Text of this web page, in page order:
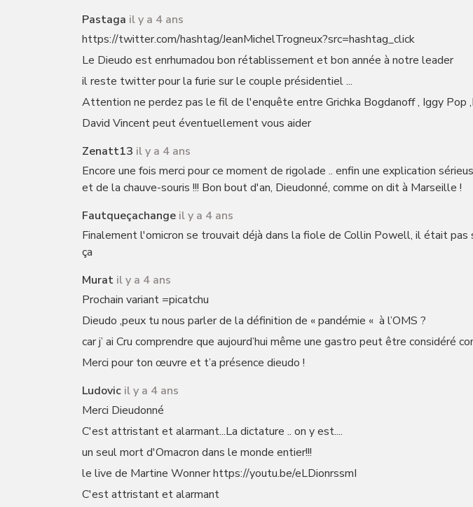
Pastaga il y a 4 ans
https://twitter.com/hashtag/JeanMichelTrogneux?src=hashtag_click
Le Dieudo est enrhumadou bon rétablissement et bon année à notre leader
il reste twitter pour la furie sur le couple présidentiel ...
Attention ne perdez pas le fil de l'enquête entre Grichka Bogdanoff , Iggy Pop
David Vincent peut éventuellement vous aider
Zenatt13 il y a 4 ans
Encore une fois merci pour ce moment de rigolade .. enfin une explication
et de la chauve-souris !!! Bon bout d'an, Dieudonné, comme on dit à Marseille !
Fautqueçachange il y a 4 ans
Finalement l'omicron se trouvait déjà dans la fiole de Collin Powell, il était pas
ça
Murat il y a 4 ans
Prochain variant =picatchu
Dieudo ,peux tu nous parler de la définition de « pandémie « à l’OMS ?
car j’ ai Cru comprendre que aujourd’hui même une gastro peut être considéré
Merci pour ton œuvre et t’a présence dieudo !
Ludovic il y a 4 ans
Merci Dieudonné
C'est attristant et alarmant...La dictature .. on y est....
un seul mort d'Omacron dans le monde entier!!!
le live de Martine Wonner https://youtu.be/eLDionrssmI
C'est attristant et alarmant